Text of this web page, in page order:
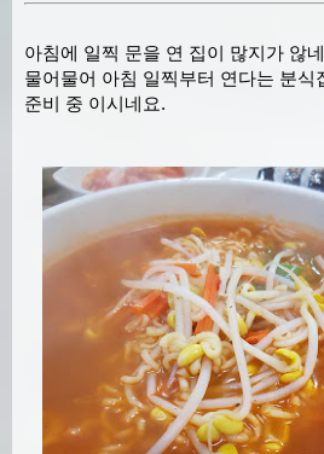
아침에 일찍 문을 연 집이 많지가 않
물어물어 아침 일찍부터 연다는 분식
준비 중 이시네요.